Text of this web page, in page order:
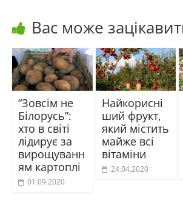
Вас може
“Зовсім не
Білорусь”:
хто в світі
лідирує за
вирощуванн
ям картоплі
01.09.2020
Найкорисні
ший фрукт,
який містить
майже всі
вітаміни
24.04.2020